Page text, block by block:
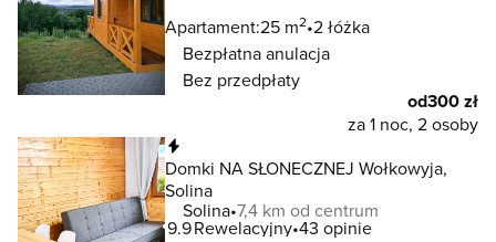
Apartament:25 m2 2 łóżka
Bezpłatna anulacja
Bez przedpłaty
od300 zł
za 1 noc, 2 osoby
Domki NA SŁONECZNEJ Wołkowyja,
Solina
Solina 7,4 km od centrum
9.9Rewelacyjny 43 opinie